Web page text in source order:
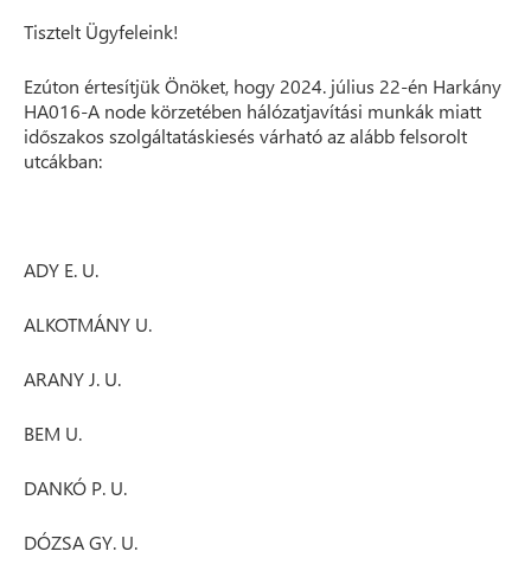
Tisztelt Ügyfeleink!
Ezúton értesítjük Önöket, hogy 2024. július 22-én Harkány
HA016-A node körzetében hálózatjavítási munkák miatt
időszakos szolgáltatáskiesés várható az alább felsorolt
utcákban:
ADY E. U.
ALKOTMÁNY U.
ARANY J. U.
BEM U.
DANKÓ P. U.
DÓZSA GY. U.